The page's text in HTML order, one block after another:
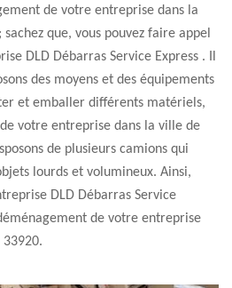
de votre entreprise dans la
que, vous pouvez faire appel
DLD Débarras Service Express . Il
des moyens et des équipements
et emballer différents matériels,
votre entreprise dans la ville de
de plusieurs camions qui
lourds et volumineux. Ainsi,
DLD Débarras Service
de votre entreprise
33920.